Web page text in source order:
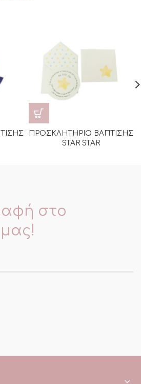
ΠΡΟΣΚΛΗΤΗΡΙΟ ΒΑΠΤΙΣΗΣ
STAR STAR
στο